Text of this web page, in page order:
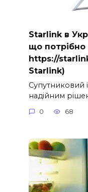
Starlink в
що потрібно
https://
Starlink)
Супутниковий
надійним
0 68